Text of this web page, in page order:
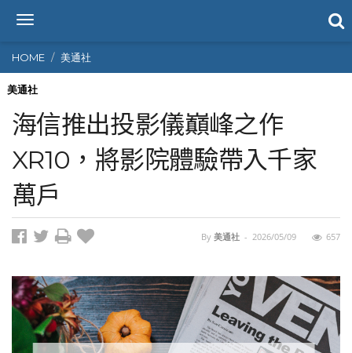
T
g
g
l
n
a
v
i
g
a
t
HOME 美通社
美通社
海信推出投影儀巔峰之作
XR10，將影院體驗帶入千家
萬戶
By 美通社 - 2026/05/09 657